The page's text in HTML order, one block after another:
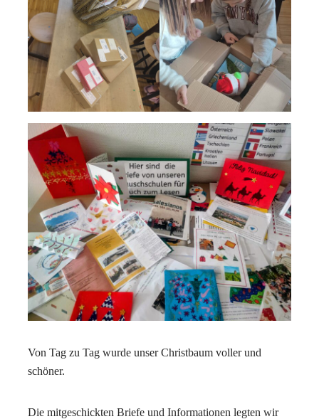
Von Tag zu Tag wurde unser Christbaum voller und
schöner.
Die mitgeschickten Briefe und Informationen legten wir